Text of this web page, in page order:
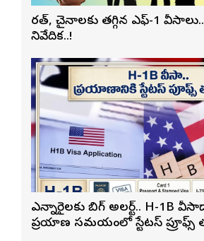
భారత్, చైనాలకు తగ్గిన ఎఫ్-1
నివేదిక..!
ఎన్నారైలకు బిగ్ అలర్ట్.. H-1B
ప్రయాణ సమయంలో స్టేటస్ ప్రూఫ్స్